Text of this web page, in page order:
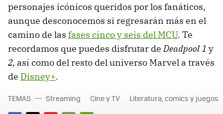
personajes icónicos queridos por los fanáticos,
aunque desconocemos si regresarán más en el
camino de las fases cinco y seis del MCU. Te
recordamos que puedes disfrutar deDeadpool 1 y
2, así como del resto del universo Marvel a través
de Disney+.
TEMAS Streaming Cine y TV Literatura, comics y juegos